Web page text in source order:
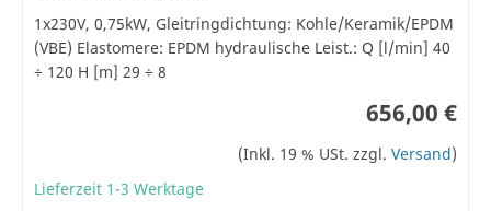
1x230V, 0,75kW, Gleitringdichtung: Kohle/Keramik/EPDM
(VBE) Elastomere: EPDM hydraulische Leist.: Q [l/min] 40
÷ 120 H [m] 29 ÷ 8
656,00 €
(Inkl. 19 % USt. zzgl. Versand)
Lieferzeit 1-3 Werktage